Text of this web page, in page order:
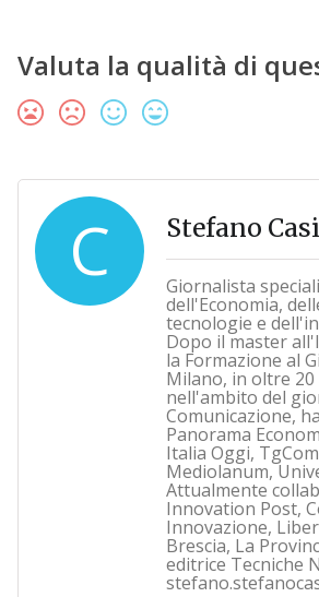
Valuta la qualità di
C Stefano
Giornalista
dell'Economia,
tecnologie e
Dopo il master
la Formazione al
Milano, in oltre
nell'ambito del
Comunicazione,
Panorama
Italia Oggi,
Mediolanum,
Attualmente
Innovation Post,
Innovazione,
Brescia, La
editrice Tecniche